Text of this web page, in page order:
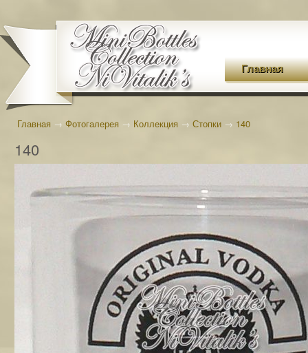
Главная
Главная → Фотогалерея → Коллекция → Стопки → 140
140